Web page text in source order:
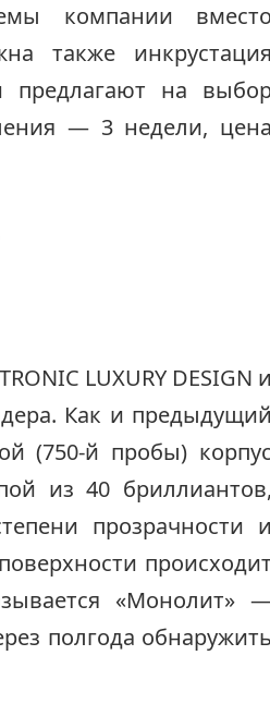
компании вместо
также инкрустация
предлагают на
— 3 недели, цена
LUXURY DESIGN и
Как и предыдущий
(750-й пробы) корпус
из 40 бриллиантов,
прозрачности и
происходит
«Монолит»
полгода обнаружить